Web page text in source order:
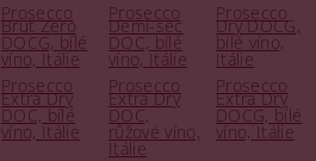
Prosecco
Brut Zero
DOCG, bílé
víno, Itálie
Prosecco
Demi-sec
DOC, bílé
víno, Itálie
Prosecco
Dry DOCG,
bílé víno,
Itálie
Prosecco
Extra Dry
DOC, bílé
víno, Itálie
Prosecco
Extra Dry
DOC,
růžové víno,
Itálie
Prosecco
Extra Dry
DOCG, bílé
víno, Itálie